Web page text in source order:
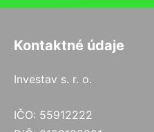
Kontaktné údaje
Investav s. r. o.
IČO: 55912222